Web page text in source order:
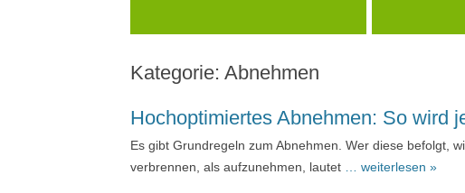
Kategorie: Abnehmen
Hochoptimiertes Abnehmen: So wird
Es gibt Grundregeln zum Abnehmen. Wer diese befolgt,
verbrennen, als aufzunehmen, lautet
… weiterlesen »